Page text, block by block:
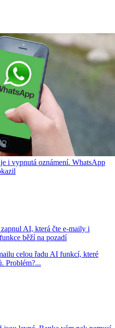
i vypnutá oznámení. WhatsApp
AI, která čte e-maily i
běží na pozadí
celou řadu AI funkcí, které
Problém?...